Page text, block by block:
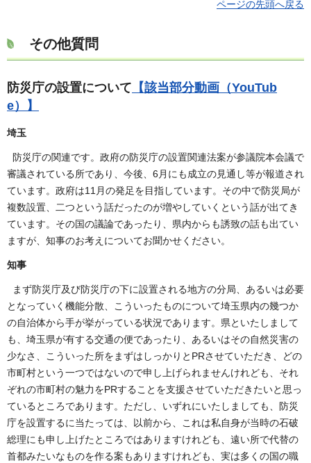
ページの先頭へ戻る
その他質問
防災庁の設置について 【該当部分動画（YouTub
e）】
埼玉
防災庁の関連です。政府の防災庁の設置関連法案が参議院本会議で
審議されている所であり、今後、6月にも成立の見通し等が報道され
ています。政府は11月の発足を目指しています。その中で防災局が
複数設置、二つという話だったのが増やしていくという話が出てき
ています。その国の議論であったり、県内からも誘致の話も出てい
ますが、知事のお考えについてお聞かせください。
知事
まず防災庁及び防災庁の下に設置される地方の分局、あるいは必要
となっていく機能分散、こういったものについて埼玉県内の幾つか
の自治体から手が挙がっている状況であります。県といたしまして
も、埼玉県が有する交通の便であったり、あるいはその自然災害の
少なさ、こういった所をまずはしっかりとPRさせていただき、どの
市町村という一つではないので申し上げられませんけれども、それ
ぞれの市町村の魅力をPRすることを支援させていただきたいと思っ
ているところであります。ただし、いずれにいたしましても、防災
庁を設置するに当たっては、以前から、これは私自身が当時の石破
総理にも申し上げたところではありますけれども、遠い所で代替の
首都みたいなものを作る案もありますけれども、実は多くの国の職